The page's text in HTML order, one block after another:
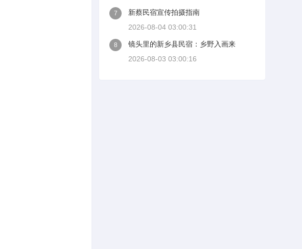
7
新蔡民宿宣传拍摄指南
2026-08-04 03:00:31
8
镜头里的新乡县民宿：乡野入画来
2026-08-03 03:00:16